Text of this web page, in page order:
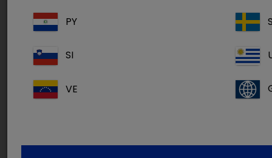
votre place
PY
SI
VE